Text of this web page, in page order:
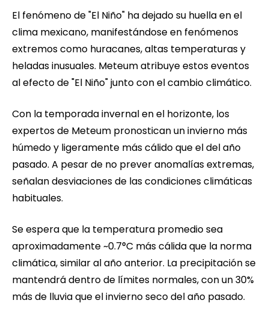
El fenómeno de "El Niño" ha dejado su huella en el
clima mexicano, manifestándose en fenómenos
extremos como huracanes, altas temperaturas y
heladas inusuales. Meteum atribuye estos eventos
al efecto de "El Niño" junto con el cambio climático.
Con la temporada invernal en el horizonte, los
expertos de Meteum pronostican un invierno más
húmedo y ligeramente más cálido que el del año
pasado. A pesar de no prever anomalías extremas,
señalan desviaciones de las condiciones climáticas
habituales.
Se espera que la temperatura promedio sea
aproximadamente ~0.7°C más cálida que la norma
climática, similar al año anterior. La precipitación se
mantendrá dentro de límites normales, con un 30%
más de lluvia que el invierno seco del año pasado.